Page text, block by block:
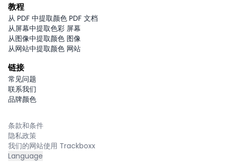
教程
从 PDF 中提取颜色 PDF 文档
从屏幕中提取色彩 屏幕
从图像中提取颜色 图像
从网站中提取颜色 网站
链接
常见问题
联系我们
品牌颜色
条款和条件
隐私政策
我们的网站使用 Trackboxx
Language